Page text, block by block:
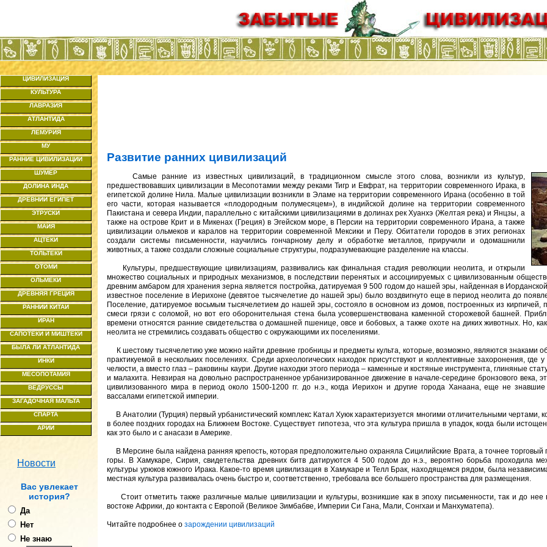
ЦИВИЛИЗАЦИЯ
КУЛЬТУРА
ЛАВРАЗИЯ
АТЛАНТИДА
ЛЕМУРИЯ
МУ
РАННИЕ ЦИВИЛИЗАЦИИ
ШУМЕР
ДОЛИНА ИНДА
ДРЕВНИЙ ЕГИПЕТ
ЭТРУСКИ
МАЙЯ
АЦТЕКИ
ТОЛЬТЕКИ
ОТОМИ
ОЛЬМЕКИ
ДРЕВНЯЯ ГРЕЦИЯ
РАННИЙ КИТАЙ
ИРАН
САПОТЕКИ И МИШТЕКИ
БЫЛА ЛИ АТЛАНТИДА
ИНКИ
МЕСОПОТАМИЯ
ВЕДРУССЫ
ЗАГАДОЧНАЯ МАЛЬТА
СПАРТА
АРИИ
Новости
Ваc увлекает
история?
Да
Нет
Не знаю
Развитие ранних цивилизаций
Самые ранние из известных цивилизаций, в традиционном смысле этого слова, возникли из культур,
предшествовавших цивилизации в Месопотамии между реками Тигр и Евфрат, на территории современного Ирака, в
египетской долине Нила. Малые цивилизации возникли в Эламе на территории современного Ирана (особенно в той
его части, которая называется «плодородным полумесяцем»), в индийской долине на территории современного
Пакистана и севера Индии, параллельно с китайскими цивилизациями в долинах рек Хуанхэ (Желтая река) и Янцзы, а
также на острове Крит и в Микенах (Греция) в Эгейском море, в Персии на территории современного Ирана, а также
цивилизации ольмеков и каралов на территории современной Мексики и Перу. Обитатели городов в этих регионах
создали системы письменности, научились гончарному делу и обработке металлов, приручили и одомашнили
животных, а также создали сложные социальные структуры, подразумевающие разделение на классы.
Культуры, предшествующие цивилизациям, развивались как финальная стадия революции неолита, и открыли
множество социальных и природных механизмов, в последствии перенятых и ассоциируемых с цивилизованным
древним амбаром для хранения зерна является постройка, датируемая 9 500 годом до нашей эры, найденная в
известное поселение в Иерихоне (девятое тысячелетие до нашей эры) было воздвигнуто еще в период неолита до
Поселение, датируемое восьмым тысячелетием до нашей эры, состояло в основном из домов, построенных из кирпичей,
смеси грязи с соломой, но вот его оборонительная стена была усовершенствована каменной сторожевой башней.
времени относятся ранние свидетельства о домашней пшенице, овсе и бобовых, а также охоте на диких животных. Но,
неолита не стремились создавать общество с окружающими их поселениями.
К шестому тысячелетию уже можно найти древние гробницы и предметы культа, которые, возможно, являются знаками
практикуемой в нескольких поселениях. Среди археологических находок присутствуют и коллективные захоронения, где у
челюсти, а вместо глаз – раковины каури. Другие находки этого периода – каменные и костяные инструмента, глиняные
и малахита. Невзирая на довольно распространенное урбанизированное движение в начале-середине бронзового века,
цивилизованного мира в период около 1500-1200 гг. до н.э., когда Иерихон и другие города Ханаана, еще не знавшие
вассалами египетской империи.
В Анатолии (Турция) первый урбанистический комплекс Катал Хуюк характеризуется многими отличительными чертами,
в более поздних городах на Ближнем Востоке. Существует гипотеза, что эта культура пришла в упадок, когда были
как это было и с анасази в Америке.
В Мерсине была найдена ранняя крепость, которая предположительно охраняла Сицилийские Врата, а точнее торговый
горы. В Хамукаре, Сирия, свидетельства древних битв датируются 4 500 годом до н.э., вероятно борьба проходила
культуры урюков южного Ирака. Какое-то время цивилизация в Хамукаре и Телл Брак, находящемся рядом, была
местная культура развивалась очень быстро и, соответственно, требовала все большего пространства для размещения.
Стоит отметить также различные малые цивилизации и культуры, возникшие как в эпоху письменности, так и до
востоке Африки, до контакта с Европой (Великое Зимбабве, Империи Си Гана, Мали, Сонгхаи и Манхуматепа).
Читайте подробнее о зарождении цивилизаций